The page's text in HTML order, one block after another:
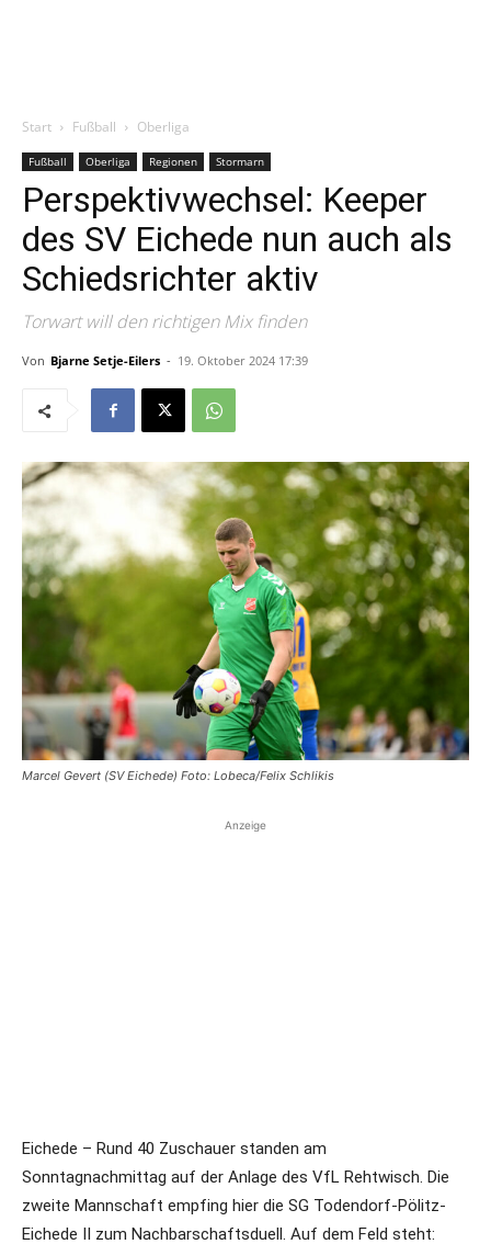
Start Fußball Oberliga
Fußball Oberliga Regionen Stormarn
Perspektivwechsel: Keeper
des SV Eichede nun auch als
Schiedsrichter aktiv
Torwart will den richtigen Mix finden
Von Bjarne Setje-Eilers - 19. Oktober 2024 17:39
Marcel Gevert (SV Eichede) Foto: Lobeca/Felix Schlikis
Anzeige
Eichede – Rund 40 Zuschauer standen am
Sonntagnachmittag auf der Anlage des VfL Rehtwisch. Die
zweite Mannschaft empfing hier die SG Todendorf-Pölitz-
Eichede II zum Nachbarschaftsduell. Auf dem Feld steht: